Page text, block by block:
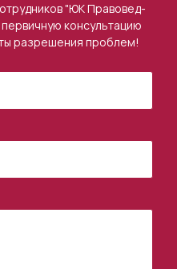
"ЮК Правовед-
консультацию
разрешения проблем!